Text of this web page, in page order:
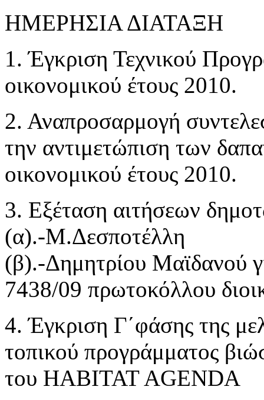
ΗΜΕΡΗΣΙΑ ΔΙΑΤΑΞΗ
1. Έγκριση Τεχνικού
οικονομικού έτους 2010.
2. Αναπροσαρμογή
την αντιμετώπιση των
οικονομικού έτους 2010.
3. Εξέταση αιτήσεων
(α).-Μ.Δεσποτέλλη
(β).-Δημητρίου Μαϊδανού
7438/09 πρωτοκόλλου
4. Έγκριση Γ΄φάσης της
τοπικού προγράμματος
του HABITAT AGENDA